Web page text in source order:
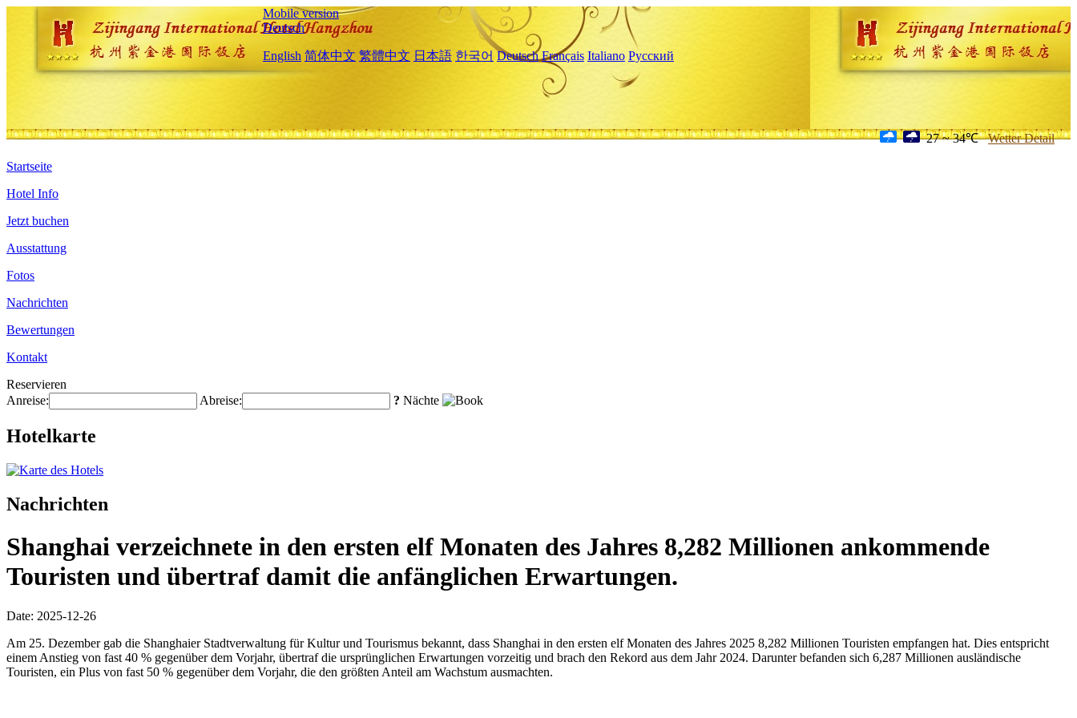
Mobile version
Deutsch
English 简体中文 繁體中文 日本語 한국어 Deutsch Français Italiano Русский
27 ~ 34℃ Wetter Detail
Startseite
Hotel Info
Jetzt buchen
Ausstattung
Fotos
Nachrichten
Bewertungen
Kontakt
Reservieren
Anreise:
Abreise: ? Nächte
Hotelkarte
Nachrichten
Shanghai verzeichnete in den ersten elf Monaten des Jahres 8,282 Millionen ankommende
Touristen und übertraf damit die anfänglichen Erwartungen.
Date: 2025-12-26
Am 25. Dezember gab die Shanghaier Stadtverwaltung für Kultur und Tourismus bekannt, dass Shanghai in den ersten elf Monaten des Jahres 2025 8,282 Millionen Touristen empfangen hat. Dies entspricht
einem Anstieg von fast 40 % gegenüber dem Vorjahr, übertraf die ursprünglichen Erwartungen vorzeitig und brach den Rekord aus dem Jahr 2024. Darunter befanden sich 6,287 Millionen ausländische
Touristen, ein Plus von fast 50 % gegenüber dem Vorjahr, die den größten Anteil am Wachstum ausmachten.